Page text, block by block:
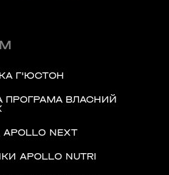
Україна
Наше право на
та творчість
свої життя
Г'ЮСТОН
ПРОГРАМА ВЛАСНИЙ
APOLLO NEXT
APOLLO NUTRI